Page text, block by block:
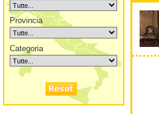
Provincia
Categoria